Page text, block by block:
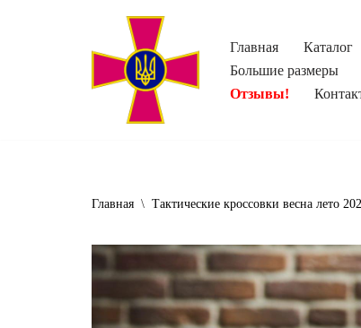
Главная Каталог
Большие размеры
Отзывы!
Главная \ Тактические кроссовки весна лето